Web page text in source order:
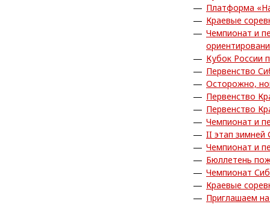
Платформа
Краевые
Чемпионат и
Кубок России
Первенство
Осторожно,
Первенство
Первенство
Чемпионат и
II этап
Чемпионат и
Бюллетень
Чемпионат
Краевые
Приглашаем